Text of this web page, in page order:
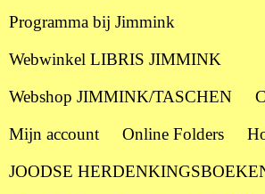
Programma bij Jimmink
Webwinkel LIBRIS JIMMINK
Webshop JIMMINK/TASCHEN
Mijn account
Online Folders
JOODSE